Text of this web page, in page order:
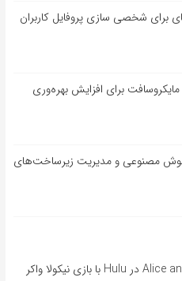
برای شخصی سازی پروفایل کاربران
مایکروسافت برای افزایش بهره‌وری
مصنوعی و مدیریت زیرساخت‌های